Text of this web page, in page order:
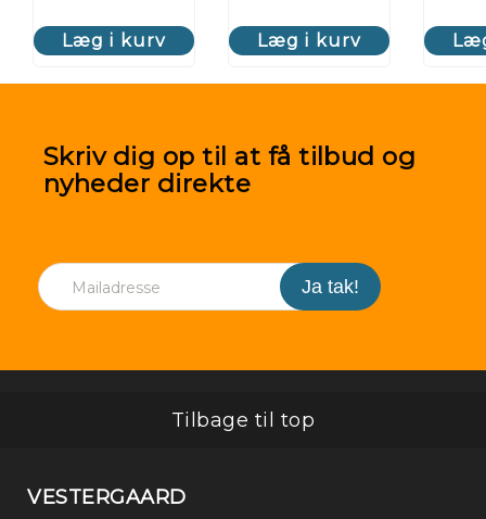
Læg i kurv Læg i kurv
Skriv dig op til at få tilbud og
nyheder direkte
Tilbage til top
VESTERGAARD